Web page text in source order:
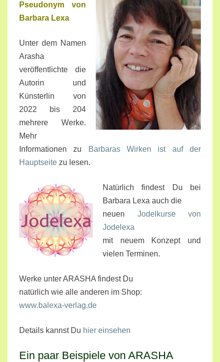
Pseudonym von
Barbara Lexa
Unter dem Namen
Arasha
veröffentlichte die
Autorin und
Künsterlin von
2022 bis 204
mehrere Werke.
Mehr
Informationen zu
Barbaras Wirken ist auf der
Hauptseite zu lesen.
Natürlich findest Du bei
Barbara Lexa auch die
neuen Jodelkurse von
Jodelexa
mit neuem Konzept und
vielen Terminen.
Werke unter ARASHA findest Du
natürlich wie alle anderen im Shop:
www.balexa-verlag.de
Details kannst Du hier einsehen
Ein paar Beispiele von ARASHA